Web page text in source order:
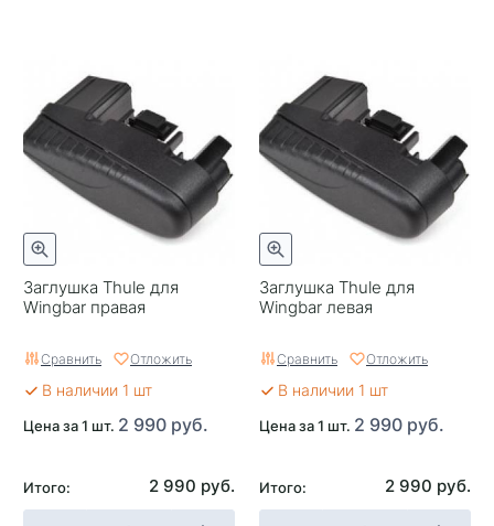
Заглушка Thule для
Wingbar правая
Сравнить Отложить
В наличии 1 шт
Цена за 1 шт. 2 990 руб.
Итого: 2 990 руб.
Заглушка Thule для
Wingbar левая
Сравнить Отложить
В наличии 1 шт
Цена за 1 шт. 2 990 руб.
Итого: 2 990 руб.